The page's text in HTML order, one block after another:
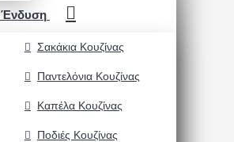
Ένδυση
Σακάκια Κουζίνας
Παντελόνια Κουζίνας
Καπέλα Κουζίνας
Ποδιές Κουζίνας